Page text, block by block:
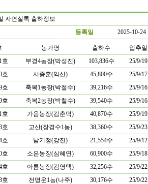
자연실록 출하정보
등록일 2025-10-24
농가명 출하수 입추일
호 부경4농장(박성진) 103,836수
25/9/19
호
서종훈(익산) 45,800수
25/9/17
호
축복1농장(박철수) 39,216수
25/9/16
호
축복2농장(박철수) 39,540수 25/9/16
호 가음농장(김춘덕) 40,870수
25/9/19
호
고산(장경수1농) 38,360수
25/9/23
호
남기정(강진) 21,554수
25/9/12
호
소은농장(심혜연) 60,900수
25/9/18
호
아름농장(김영택) 32,256수
25/9/22
호
전명운1농(나주) 30,176수
25/9/22